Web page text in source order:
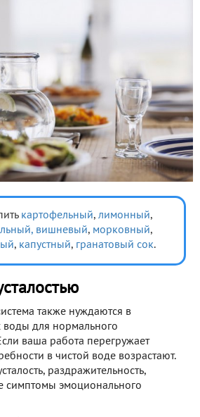
картофельный, лимонный,
вишневый, морковный,
, капустный, гранатовый сок.
также нуждаются в
воды для нормального
ваша работа перегружает
в чистой воде возрастают.
раздражительность,
симптомы эмоционального